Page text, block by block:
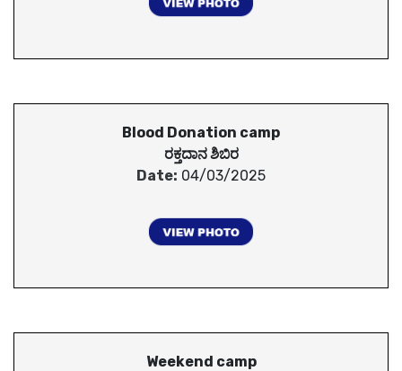
Blood Donation camp
ರಕ್ತದಾನ ಶಿಬಿರ
Date: 04/03/2025
Weekend camp